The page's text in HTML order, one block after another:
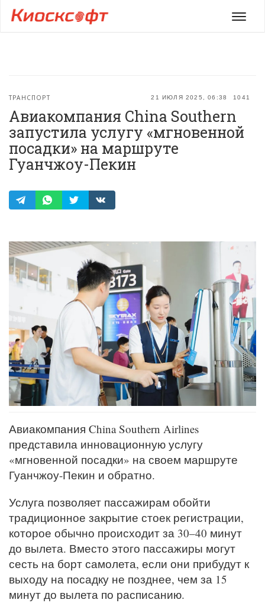
Меню
21 ИЮЛЯ 2025, 06:38 1041
ТРАНСПОРТ
Авиакомпания China Southern
запустила услугу «мгновенной
посадки» на маршруте
Гуанчжоу-Пекин
Авиакомпания China Southern Airlines
представила инновационную услугу
«мгновенной посадки» на своем маршруте
Гуанчжоу-Пекин и обратно.
Услуга позволяет пассажирам обойти
традиционное закрытие стоек регистрации,
которое обычно происходит за 30–40 минут
до вылета. Вместо этого пассажиры могут
сесть на борт самолета, если они прибудут к
выходу на посадку не позднее, чем за 15
минут до вылета по расписанию.